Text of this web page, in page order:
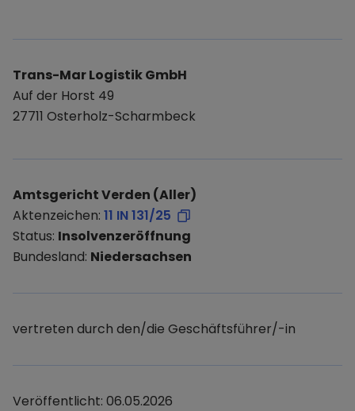
Trans-Mar Logistik GmbH
Auf der Horst 49
27711 Osterholz-Scharmbeck
Amtsgericht Verden (Aller)
Aktenzeichen: 11 IN 131/25
Status: Insolvenzeröffnung
Bundesland: Niedersachsen
vertreten durch den/die Geschäftsführer/-in
Veröffentlicht: 06.05.2026